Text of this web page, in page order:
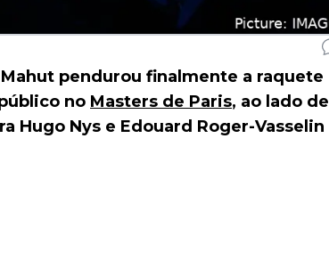
pendurou finalmente a raquete
no Masters de Paris, ao lado de
Hugo Nys e Edouard Roger-Vasselin